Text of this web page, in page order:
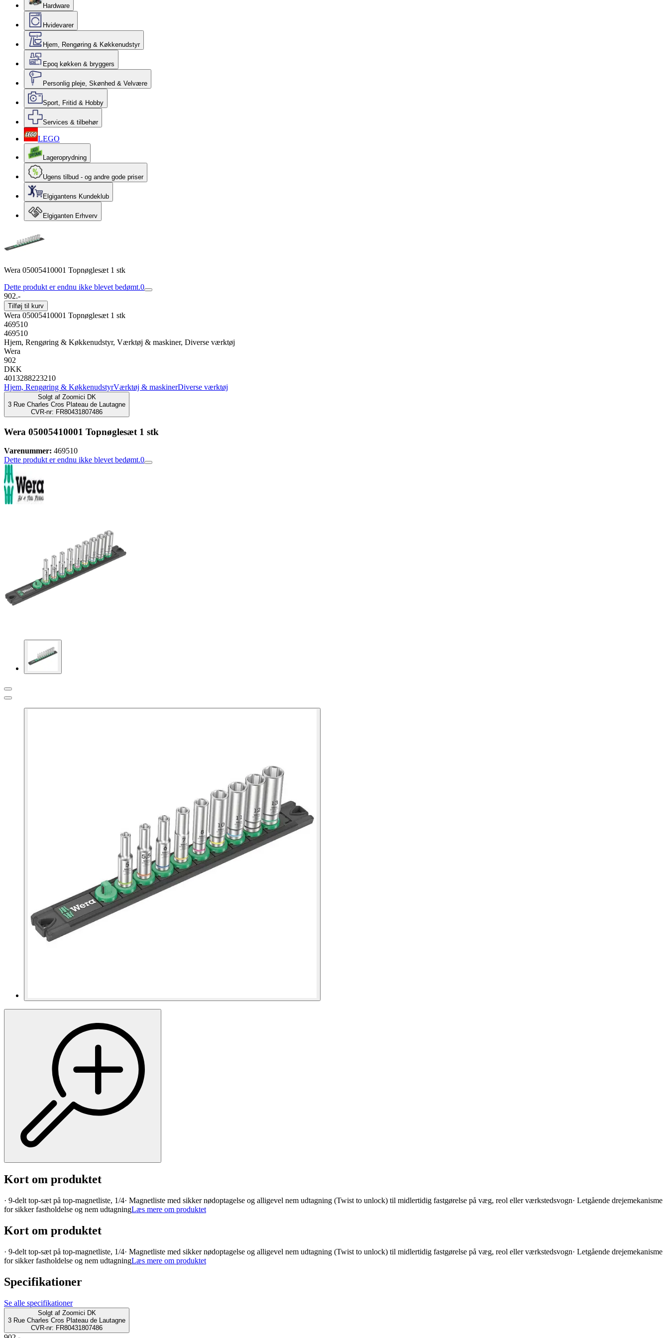
Hardware
Hvidevarer
Hjem, Rengøring & Køkkenudstyr
Epoq køkken & bryggers
Personlig pleje, Skønhed & Velvære
Sport, Fritid & Hobby
Services & tilbehør
LEGO
Lageroprydning
Ugens tilbud - og andre gode priser
Elgigantens Kundeklub
Elgiganten Erhverv
Wera 05005410001 Topnøglesæt 1 stk
Dette produkt er endnu ikke blevet bedømt.0
902.-
Tilføj til kurv
Wera 05005410001 Topnøglesæt 1 stk
469510
469510
Hjem, Rengøring & Køkkenudstyr, Værktøj & maskiner, Diverse værktøj
Wera
902
DKK
4013288223210
Hjem, Rengøring & KøkkenudstyrVærktøj & maskinerDiverse værktøj
Solgt af Zoomici DK
3 Rue Charles Cros Plateau de Lautagne
CVR-nr: FR80431807486
Wera 05005410001 Topnøglesæt 1 stk
Varenummer: 469510
Dette produkt er endnu ikke blevet bedømt.0
Kort om produktet
· 9-delt top-sæt på top-magnetliste, 1/4· Magnetliste med sikker nødoptagelse og alligevel nem udtagning (Twist to unlock) til midlertidig fastgørelse på væg, reol eller værkstedsvogn· Letgående drejemekanisme
for sikker fastholdelse og nem udtagningLæs mere om produktet
Kort om produktet
· 9-delt top-sæt på top-magnetliste, 1/4· Magnetliste med sikker nødoptagelse og alligevel nem udtagning (Twist to unlock) til midlertidig fastgørelse på væg, reol eller værkstedsvogn· Letgående drejemekanisme
for sikker fastholdelse og nem udtagningLæs mere om produktet
Specifikationer
Se alle specifikationer
Solgt af Zoomici DK
3 Rue Charles Cros Plateau de Lautagne
CVR-nr: FR80431807486